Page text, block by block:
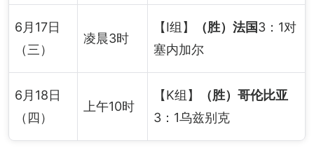
6月17日
（三）
凌晨3时
【I组】 （胜）法国3：1对
塞内加尔
6月18日
（四）
上午10时
【K组】
（胜）哥伦比亚
3：1乌兹别克